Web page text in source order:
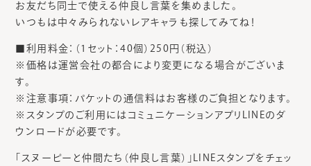
お友だち同士で使える仲良し言葉を集めました。
いつもは中々みられないレアキャラも探してみてね！
■利用料金：（1セット：40個）250円（税込）
※価格は運営会社の都合により変更になる場合がございま
す。
※注意事項：パケットの通信料はお客様のご負担となります。
※スタンプのご利用にはコミュニケーションアプリLINEのダ
ウンロードが必要です。
「スヌーピーと仲間たち（仲良し言葉）」LINEスタンプをチェッ